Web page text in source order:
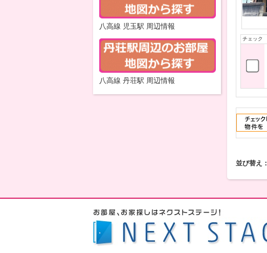
チェック
並び替え：
八高線 児玉駅 周辺情報
八高線 丹荘駅 周辺情報